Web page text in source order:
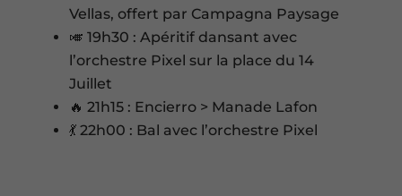
Vellas, offert par Campagna Paysage
🎺 19h30 : Apéritif dansant avec
l’orchestre Pixel sur la place du 14
Juillet
🔥 21h15 : Encierro > Manade Lafon
💃 22h00 : Bal avec l’orchestre Pixel